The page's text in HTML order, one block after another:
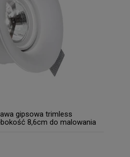
gipsowa trimless
8,6cm do malowania